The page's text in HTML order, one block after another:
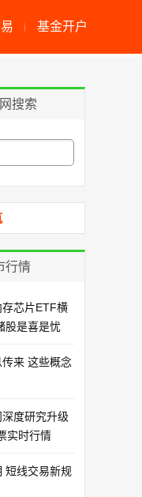
基金开户
搜索
行情
芯片ETF横
股是喜是忧
来 这些概念
度研究升级
实时行情
短线交易新规